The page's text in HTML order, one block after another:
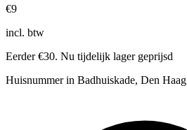
€9
incl. btw
Eerder €30. Nu tijdelijk lager geprijsd
Huisnummer in Badhuiskade, Den Haag